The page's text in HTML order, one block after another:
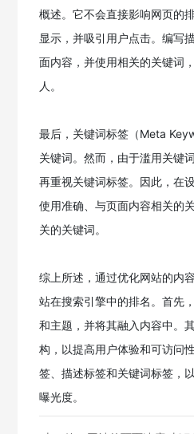
概述。它不会直接影响网页的
显示，并吸引用户点击。编写
面内容，并使用相关的关键词
人。
最后，关键词标签（Meta
关键词。然而，由于滥用关键
再重视关键词标签。因此，在
使用准确、与页面内容相关的
关的关键词。
综上所述，通过优化网站的内
站在搜索引擎中的排名。首先
和主题，并将其融入内容中。
构，以提高用户体验和可访问
签、描述标签和关键词标签，
曝光度。